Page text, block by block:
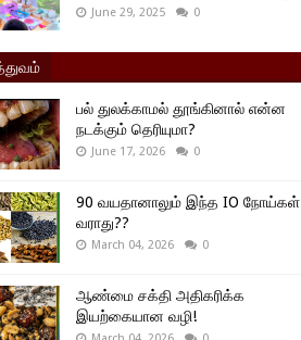
June 29, 2025 0
பல் துலக்காமல் தூங்கினால் என்ன
நடக்கும் தெரியுமா?
June 17, 2026 0
90 வயதானாலும் இந்த IO நோய்கள்
வராது??
March 04, 2026 0
ஆண்மை சக்தி அதிகரிக்க
இயற்கையான வழி!